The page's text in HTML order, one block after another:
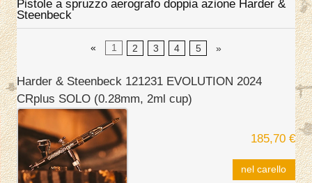
Pistole a spruzzo aerografo doppia azione Harder &
Steenbeck
« 1 2 3 4 5 »
Harder & Steenbeck 121231 EVOLUTION 2024
CRplus SOLO (0.28mm, 2ml cup)
185,70 €
nel carello